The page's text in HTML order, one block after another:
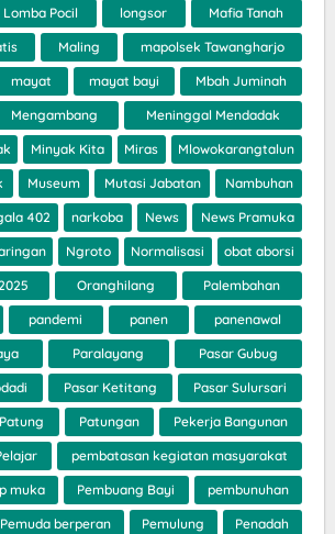
Lomba Pocil longsor Mafia Tanah
Maling mapolsek Tawangharjo
mayat mayat bayi Mbah Juminah
Mengambang Meninggal Mendadak
Minyak Kita Miras Mlowokarangtalun
Museum Mutasi Jabatan Nambuhan
402 narkoba News News Pramuka
Ngroto Normalisasi obat aborsi
Oranghilang Palembahan
pandemi panen panenawal
Paralayang Pasar Gubug
Pasar Ketitang Pasar Sulursari
Patung Patungan Pekerja Bangunan
pembatasan kegiatan masyarakat
muka Pembuang Bayi pembunuhan
Pemuda berperan Pemulung Penadah